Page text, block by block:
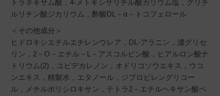
トラネキサム酸，4-メトキシサリチル酸カリウム塩，グリチ
ルリチン酸ジカリウム，酢酸DL－α－トコフェロール
＜その他成分＞
ヒドロキシエチルエチレンウレア，DL-アラニン，濃グリセ
リン，2－O－エチル－L－アスコルビン酸，ヒアルロン酸ナ
トリウム(2)，ユビデカレノン，オドリコソウエキス，ウコ
ンエキス，精製水，エタノール，ジプロピレングリコー
ル，メチルポリシロキサン，テトラ2－エチルヘキサン酸ペ